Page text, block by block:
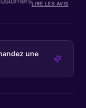
LIRE LES AVIS
une